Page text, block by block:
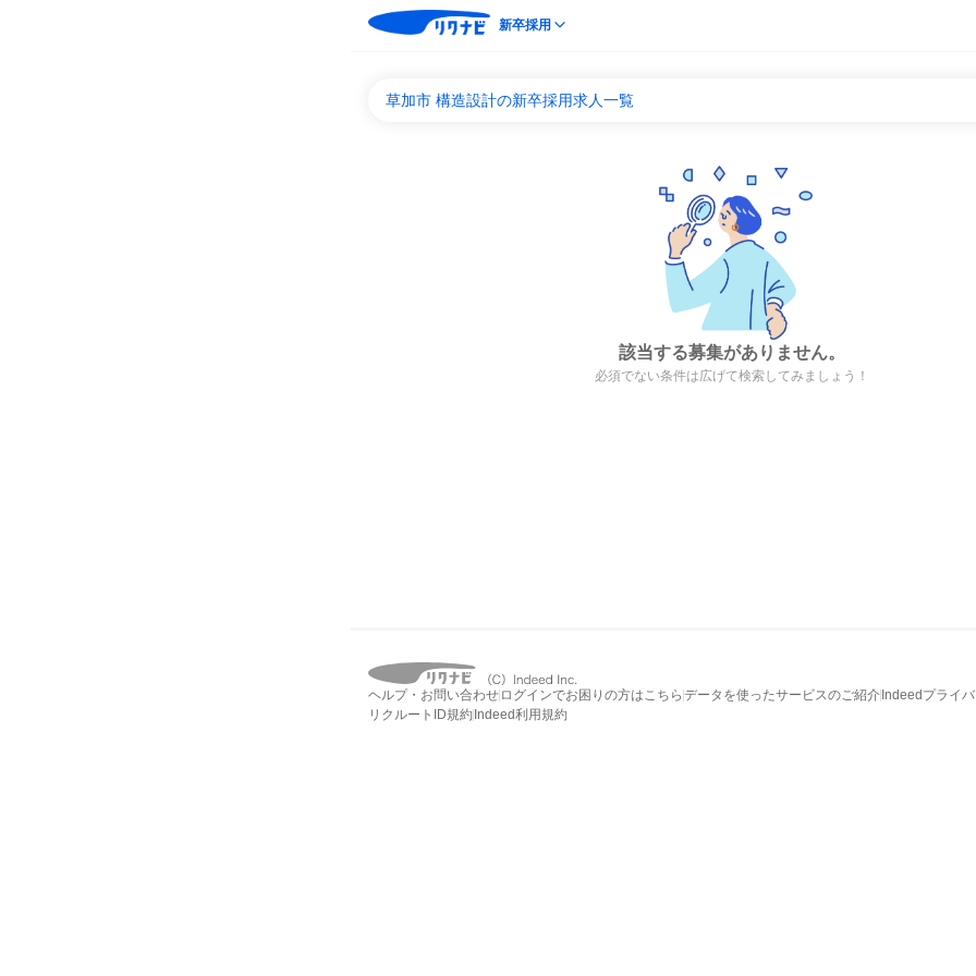
新卒採用
草加市 構造設計の新卒採用求人一覧
該当する募集がありません。
必須でない条件は広げて検索してみましょう！
ヘルプ・お問い合わせ ログインでお困りの方はこちら データを使ったサービスのご紹介 Indeedプライ
リクルートID規約 Indeed利用規約